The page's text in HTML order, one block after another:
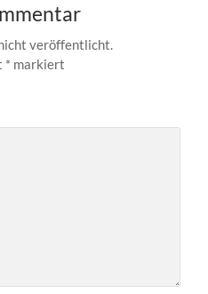
veröffentlicht.
* markiert